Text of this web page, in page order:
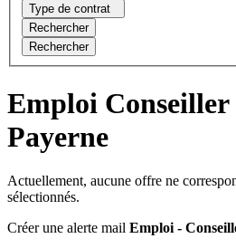
Type de contrat
Rechercher
Rechercher
Emploi Conseiller
Payerne
Actuellement, aucune offre ne
sélectionnés.
Créer une alerte mail Emploi -